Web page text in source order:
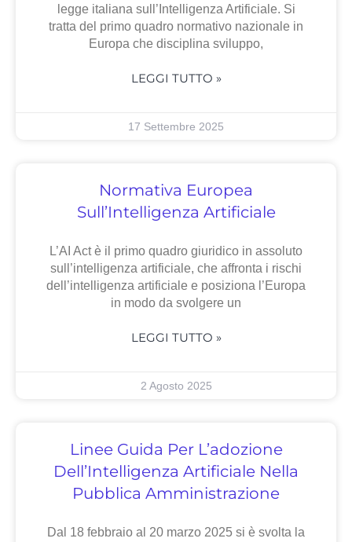
legge italiana sull’Intelligenza Artificiale. Si
tratta del primo quadro normativo nazionale in
Europa che disciplina sviluppo,
LEGGI TUTTO »
17 Settembre 2025
Normativa Europea
Sull’Intelligenza Artificiale
L’AI Act è il primo quadro giuridico in assoluto
sull’intelligenza artificiale, che affronta i rischi
dell’intelligenza artificiale e posiziona l’Europa
in modo da svolgere un
LEGGI TUTTO »
2 Agosto 2025
Linee Guida Per L’adozione
Dell’Intelligenza Artificiale Nella
Pubblica Amministrazione
Dal 18 febbraio al 20 marzo 2025 si è svolta la